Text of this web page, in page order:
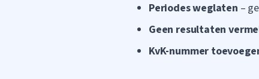
Periodes weglaten –
Geen resultaten
KvK-nummer